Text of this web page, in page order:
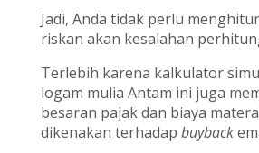
Jadi, Anda tidak perlu
riskan akan kesalahan
Terlebih karena kalkulator
logam mulia Antam ini juga
besaran pajak dan biaya
dikenakan terhadap buyback